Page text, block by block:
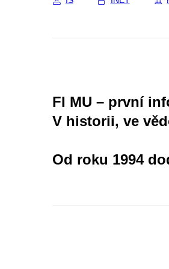
FI MU – první
V historii, ve
Od roku 1994